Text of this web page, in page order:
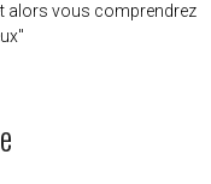
alors vous comprendrez